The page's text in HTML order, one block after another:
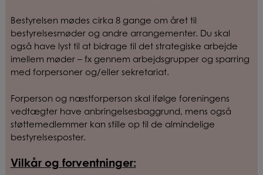
Bestyrelsen mødes cirka 8 gange om året til
bestyrelsesmøder og andre arrangementer. Du skal
også have lyst til at bidrage til det strategiske arbejde
imellem møder – fx gennem arbejdsgrupper og sparring
med forpersoner og/eller sekretariat.
Forperson og næstforperson skal ifølge foreningens
vedtægter have anbringelsesbaggrund, mens også
støttemedlemmer kan stille op til de almindelige
bestyrelsesposter.
Vilkår og forventninger: